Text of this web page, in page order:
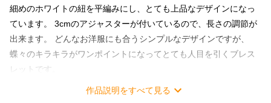
細めのホワイトの紐を平編みにし、とても上品なデザインになっ
ています。 3cmのアジャスターが付いているので、長さの調節が
出来ます。 どんなお洋服にも合うシンプルなデザインですが、
蝶々のキラキラがワンポイントになってとても人目を引くブレス
レットです。
作品説明をすべて見る